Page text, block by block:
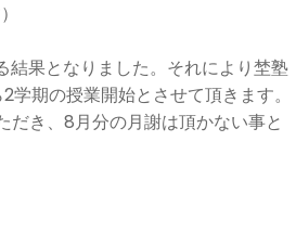
結果となりました。それにより埜塾
期の授業開始とさせて頂きます。
だき、8月分の月謝は頂かない事と